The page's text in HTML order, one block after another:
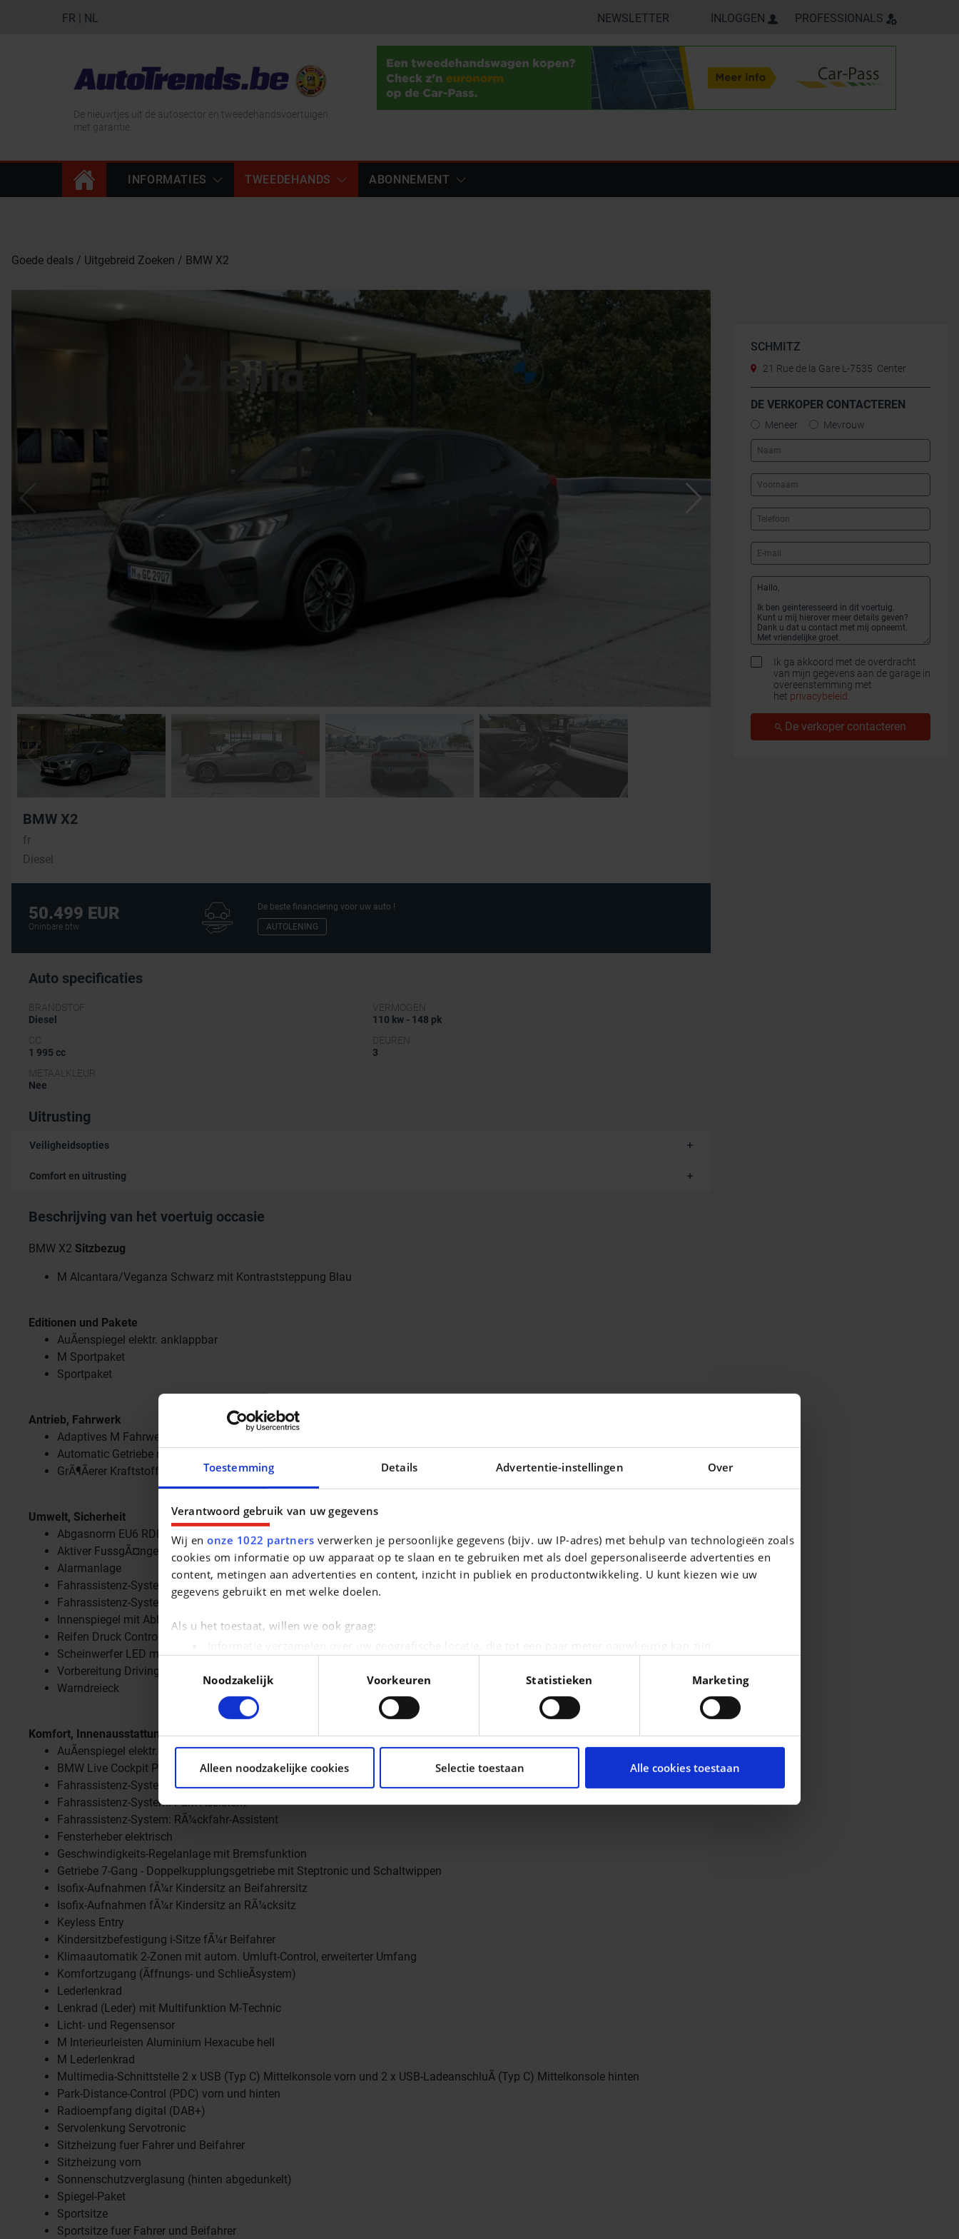
Toestemming Details Advertentie-instellingen Over
Verantwoord gebruik van uw gegevens
Wij enonze 1022 partners verwerken je persoonlijke gegevens (bijv. uw IP-adres) met behulp van technologieën zoals
cookies om informatie op uw apparaat op te slaan en te gebruiken met als doel gepersonaliseerde advertenties en
content, metingen aan advertenties en content, inzicht in publiek en productontwikkeling. U kunt kiezen wie uw
gegevens gebruikt en met welke doelen.
Als u het toestaat, willen we ook graag:
Lees meer over hoe uw persoonlijke gegevens worden verwerkt en stel uw voorkeuren in het
detailgedeeltein. U
kunt uw toestemming op elk moment wijzigen of intrekken in de Cookieverklaring.
We gebruiken cookies om content en advertenties te personaliseren, om functies voor social media te bieden en om
ons websiteverkeer te analyseren. Ook delen we informatie over uw gebruik van onze site met onze partners voor
social media, adverteren en analyse. Deze partners kunnen deze gegevens combineren met andere informatie die u
aan ze heeft verstrekt of die ze hebben verzameld op basis van uw gebruik van hun services.
Noodzakelijk
Voorkeuren Statistieken Marketing
Alleen noodzakelijke cookies Selectie toestaan Alle cookies toestaan
FR | NL NEWSLETTER INLOGGEN PROFESSIONALS
De nieuwtjes uit de autosector en tweedehandsvoertuigen
met garantie.
INFORMATIES TWEEDEHANDS ABONNEMENT
Goede deals Uitgebreid Zoeken BMW X2
BMW X2
fr
Diesel
50.499 EUR
Oninbare btw
De beste financiering voor uw auto !
AUTOLENING
Auto specificaties
BRANDSTOF
Diesel
VERMOGEN
110 kw - 148 pk
CC
1 995 cc
DEUREN
3
METAALKLEUR
Nee
Uitrusting
Veiligheidsopties
Comfort en uitrusting
Beschrijving van het voertuig occasie
BMW X2 Sitzbezug
M Alcantara/Veganza Schwarz mit Kontraststeppung Blau
Editionen und Pakete
AuÃenspiegel elektr. anklappbar
M Sportpaket
Sportpaket
Antrieb, Fahrwerk
Adaptives M Fahrwerk
Automatic Getriebe mit Schaltwippen
GrÃ¶Ãerer Kraftstofftank
Umwelt, Sicherheit
Abgasnorm EU6 RDE II
Aktiver FussgÃ¤ngerschutz
Alarmanlage
Fahrassistenz-System: Driving Assistant
Fahrassistenz-System: Fernlichtassistent
Innenspiegel mit Abblendautomatik
Reifen Druck Control
Scheinwerfer LED mit adaptiver Lichtverteilung
Vorbereitung Driving Assistant Plus
Warndreieck
Komfort, Innenausstattung
AuÃenspiegel elektr. verstell- und heizbar
BMW Live Cockpit Plus
Fahrassistenz-System: Einparkhilfe Seite
Fahrassistenz-System: Park-Assistent
Fahrassistenz-System: RÃ¼ckfahr-Assistent
Fensterheber elektrisch
Geschwindigkeits-Regelanlage mit Bremsfunktion
Getriebe 7-Gang - Doppelkupplungsgetriebe mit Steptronic und Schaltwippen
Isofix-Aufnahmen fÃ¼r Kindersitz an Beifahrersitz
Isofix-Aufnahmen fÃ¼r Kindersitz an RÃ¼cksitz
Keyless Entry
Kindersitzbefestigung i-Sitze fÃ¼r Beifahrer
Klimaautomatik 2-Zonen mit autom. Umluft-Control, erweiterter Umfang
Komfortzugang (Ãffnungs- und SchlieÃsystem)
Lederlenkrad
Lenkrad (Leder) mit Multifunktion M-Technic
Licht- und Regensensor
M Interieurleisten Aluminium Hexacube hell
M Lederlenkrad
Multimedia-Schnittstelle 2 x USB (Typ C) Mittelkonsole vorn und 2 x USB-LadeanschluÃ (Typ C) Mittelkonsole hinten
Park-Distance-Control (PDC) vorn und hinten
Radioempfang digital (DAB+)
Servolenkung Servotronic
Sitzheizung fuer Fahrer und Beifahrer
Sitzheizung vorn
Sonnenschutzverglasung (hinten abgedunkelt)
Spiegel-Paket
Sportsitze
Sportsitze fuer Fahrer und Beifahrer
SCHMITZ
21 Rue de la Gare L-7535 Center
DE VERKOPER CONTACTEREN
Meneer Mevrouw
Ik ga akkoord met de overdracht
van mijn gegevens aan de garage in
overeenstemming met
het privacybeleid
De verkoper contacteren